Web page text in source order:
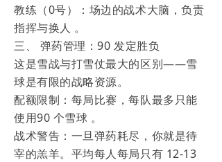
教练（0号）：场边的战术大脑，负责
指挥与换人 。
三、 弹药管理：90 发定胜负
这是雪战与打雪仗最大的区别——雪
球是有限的战略资源。
配额限制：每局比赛，每队最多只能
使用90 个雪球 。
战术警告：一旦弹药耗尽，你就是待
宰的羔羊。平均每人每局只有 12-13